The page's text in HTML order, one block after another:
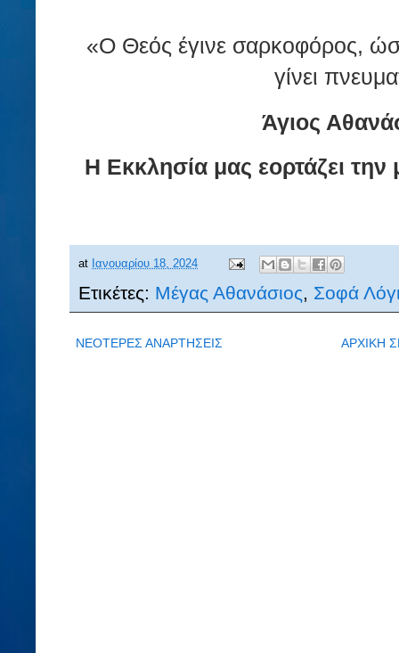
«Ο Θεός έγινε σαρκοφόρος,
γίνει
Άγιος
Η Εκκλησία μας εορτάζει
at Ιανουαρίου 18, 2024
Ετικέτες: Μέγας Αθανάσιος, Σοφά
ΝΕΟΤΕΡΕΣ ΑΝΑΡΤΗΣΕΙΣ ΑΡΧΙΚΗ